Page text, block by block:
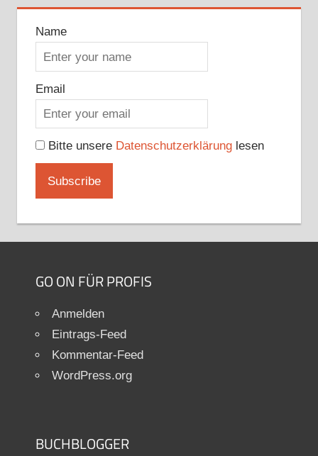
Name
Email
Bitte unsere Datenschutzerklärunglesen
GO ON FÜR PROFIS
Anmelden
Eintrags-Feed
Kommentar-Feed
WordPress.org
BUCHBLOGGER